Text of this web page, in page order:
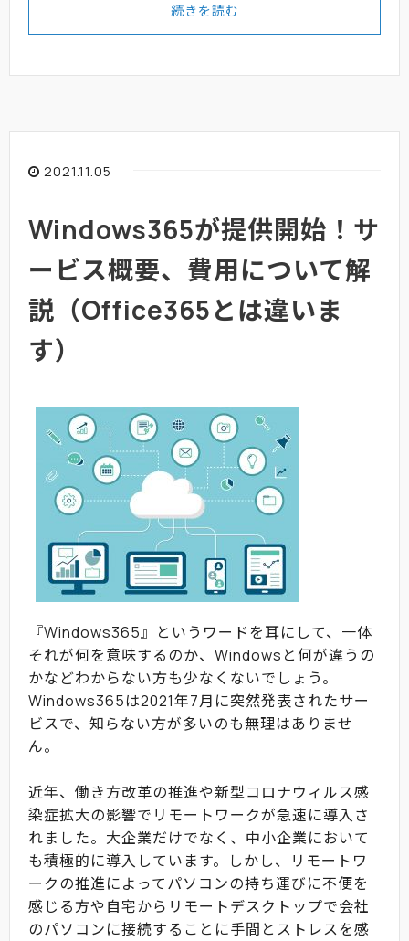
続きを読む
2021.11.05
Windows365が提供開始！サ
ービス概要、費用について解
説（Office365とは違いま
す）
『Windows365』というワードを耳にして、一体
それが何を意味するのか、Windowsと何が違うの
かなどわからない方も少なくないでしょう。
Windows365は2021年7月に突然発表されたサー
ビスで、知らない方が多いのも無理はありませ
ん。
近年、働き方改革の推進や新型コロナウィルス感
染症拡大の影響でリモートワークが急速に導入さ
れました。大企業だけでなく、中小企業において
も積極的に導入しています。しかし、リモートワ
ークの推進によってパソコンの持ち運びに不便を
感じる方や自宅からリモートデスクトップで会社
のパソコンに接続することに手間とストレスを感